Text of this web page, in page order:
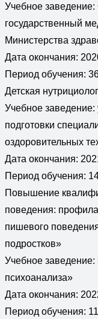
Учебное
государственный
Министерства
Дата окончания:
Период обучения:
Детская
Учебное
подготовки
оздоровительных
Дата окончания:
Период обучения:
Повышение
поведения:
пишевого
подростков»
Учебное
психоанализа»
Дата окончания:
Период обучения: